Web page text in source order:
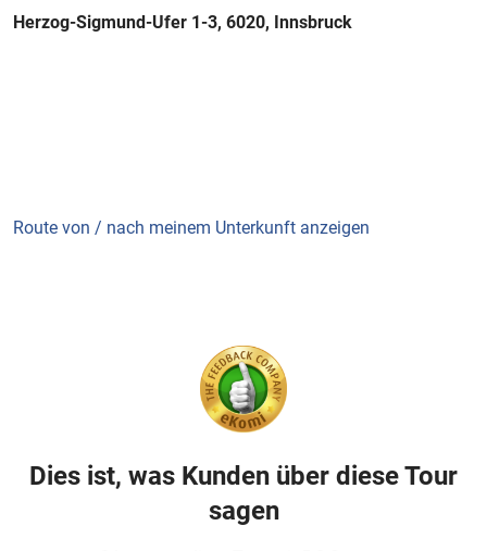
Herzog-Sigmund-Ufer 1-3, 6020, Innsbruck
Route von / nach meinem Unterkunft anzeigen
Dies ist, was Kunden über diese Tour
sagen